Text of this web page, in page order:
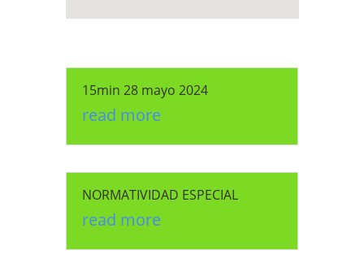
15min 28 mayo 2024
read more
NORMATIVIDAD ESPECIAL
read more